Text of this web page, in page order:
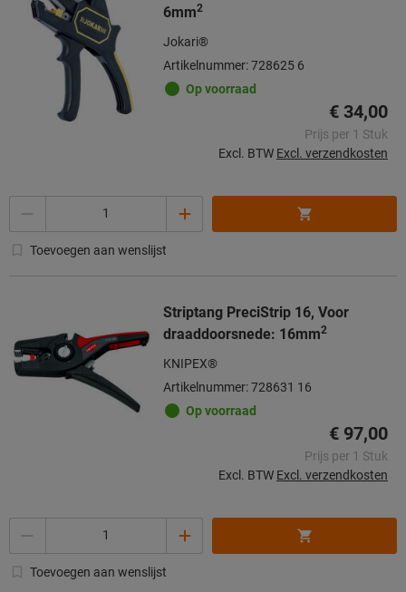
6mm2
Jokari®
Artikelnummer: 728625 6
Op voorraad
€ 34,00
Prijs per 1 Stuk
Excl. BTW Excl. verzendkosten
Toevoegen aan wenslijst
Striptang PreciStrip 16, Voor
draaddoorsnede: 16mm2
KNIPEX®
Artikelnummer: 728631 16
Op voorraad
€ 97,00
Prijs per 1 Stuk
Excl. BTW Excl. verzendkosten
Toevoegen aan wenslijst